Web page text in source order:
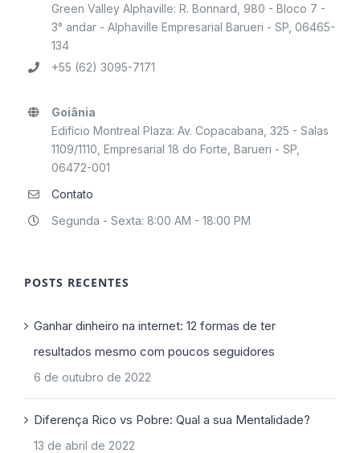
Green Valley Alphaville: R. Bonnard, 980 - Bloco 7 -
3° andar - Alphaville Empresarial Barueri - SP, 06465-
134
+55 (62) 3095-7171
Goiânia
Edifício Montreal Plaza: Av. Copacabana, 325 - Salas
1109/1110, Empresarial 18 do Forte, Barueri - SP,
06472-001
Contato
Segunda - Sexta: 8:00 AM - 18:00 PM
POSTS RECENTES
Ganhar dinheiro na internet: 12 formas de ter
resultados mesmo com poucos seguidores
6 de outubro de 2022
Diferença Rico vs Pobre: Qual a sua Mentalidade?
13 de abril de 2022